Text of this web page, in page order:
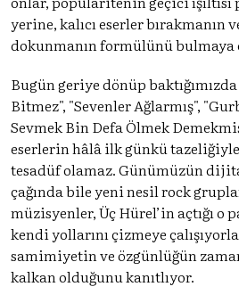
yerine, kalıcı eserler
dokunmanın formülünü bulmaya
Bugün geriye dönüp
Bitmez", "Sevenler Ağlarmış",
Sevmek Bin Defa Ölmek
eserlerin hâlâ ilk günkü
tesadüf olamaz. Günümüzün
çağında bile yeni nesil rock
müzisyenler, Üç Hürel’in açtığı
kendi yollarını çizmeye
samimiyetin ve özgünlüğün
kalkan olduğunu kanıtlıyor.